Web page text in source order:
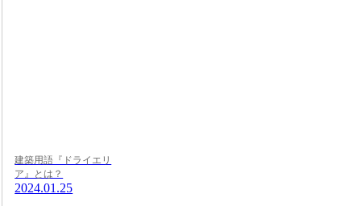
建築用語『ドライエリ
ア』とは？
2024.01.25